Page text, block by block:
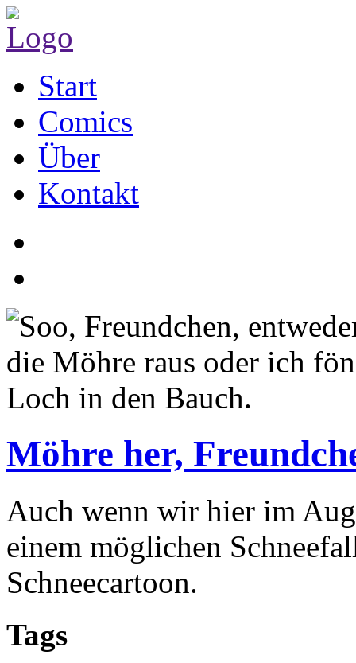
Start
Comics
Über
Kontakt
Möhre her,
Auch wenn wir hier im
einem möglichen
Schneecartoon.
Tags